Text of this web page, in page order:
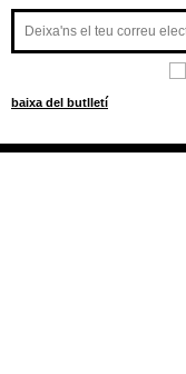
baixa del butlletí